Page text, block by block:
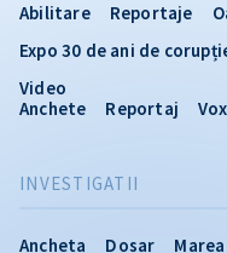
INVESTIGATII
Ancheta Dosar
Abilitare Reportaje
Expo 30 de ani de
Video
Anchete
Reportaj Vox